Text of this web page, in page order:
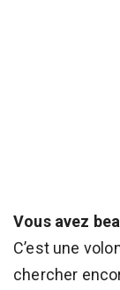
Vous avez
C’est une
chercher